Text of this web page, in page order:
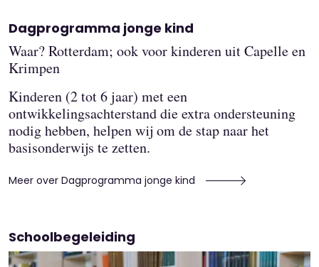
Dagprogramma jonge kind
Waar? Rotterdam; ook voor kinderen uit Capelle en
Krimpen
Kinderen (2 tot 6 jaar) met een
ontwikkelingsachterstand die extra ondersteuning
nodig hebben, helpen wij om de stap naar het
basisonderwijs te zetten.
Meer over Dagprogramma jonge kind
Schoolbegeleiding